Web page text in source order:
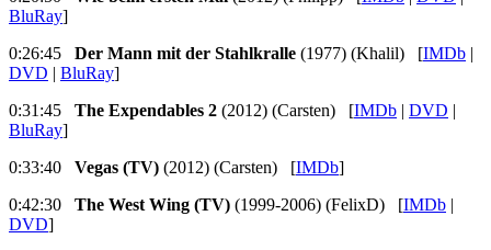
BluRay]
0:26:45 Der Mann mit der Stahlkralle (1977) (Khalil) [IMDb |
DVD | BluRay]
0:31:45 The Expendables 2 (2012) (Carsten) [IMDb | DVD |
BluRay]
0:33:40 Vegas (TV) (2012) (Carsten) [IMDb]
0:42:30 The West Wing (TV) (1999-2006) (FelixD) [IMDb |
DVD]